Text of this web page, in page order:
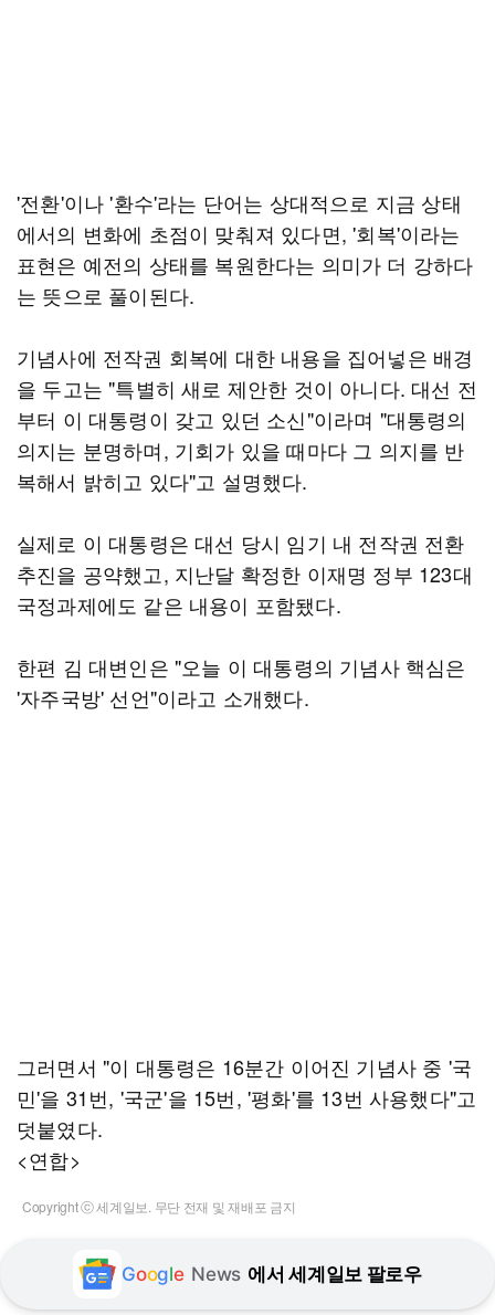
'전환'이나 '환수'라는 단어는 상대적으로 지금 상태
에서의 변화에 초점이 맞춰져 있다면, '회복'이라는
표현은 예전의 상태를 복원한다는 의미가 더 강하다
는 뜻으로 풀이된다.
기념사에 전작권 회복에 대한 내용을 집어넣은 배경
을 두고는 "특별히 새로 제안한 것이 아니다. 대선 전
부터 이 대통령이 갖고 있던 소신"이라며 "대통령의
의지는 분명하며, 기회가 있을 때마다 그 의지를 반
복해서 밝히고 있다"고 설명했다.
실제로 이 대통령은 대선 당시 임기 내 전작권 전환
추진을 공약했고, 지난달 확정한 이재명 정부 123대
국정과제에도 같은 내용이 포함됐다.
한편 김 대변인은 "오늘 이 대통령의 기념사 핵심은
'자주국방' 선언"이라고 소개했다.
그러면서 "이 대통령은 16분간 이어진 기념사 중 '국
민'을 31번, '국군'을 15번, '평화'를 13번 사용했다"고
덧붙였다.
<연합>
Copyright ⓒ 세계일보. 무단 전재 및 재배포 금지
Google News 에서 세계일보 팔로우